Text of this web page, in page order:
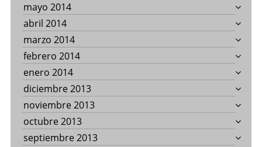
mayo 2014
abril 2014
marzo 2014
febrero 2014
enero 2014
diciembre 2013
noviembre 2013
octubre 2013
septiembre 2013